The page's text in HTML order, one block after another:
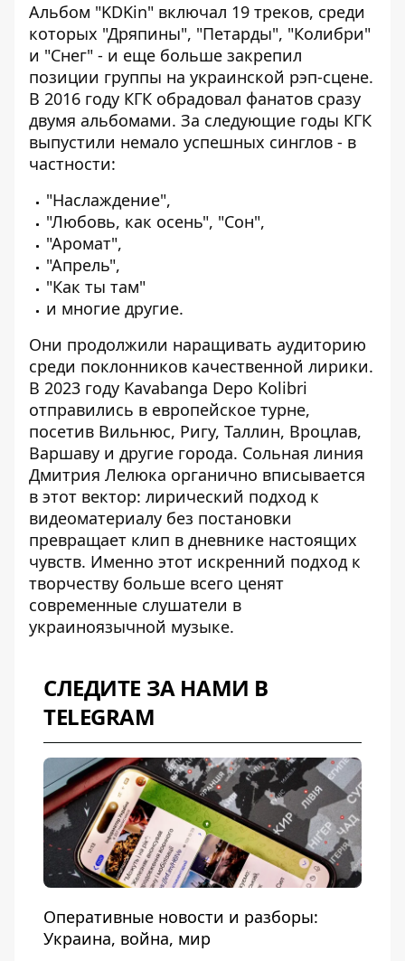
Альбом "KDKin" включал 19 треков, среди
которых "Дряпины", "Петарды", "Колибри"
и "Снег" - и еще больше закрепил
позиции группы на украинской рэп-сцене.
В 2016 году КГК обрадовал фанатов сразу
двумя альбомами. За следующие годы КГК
выпустили немало успешных синглов - в
частности:
"Наслаждение",
"Любовь, как осень", "Сон",
"Аромат",
"Апрель",
"Как ты там"
и многие другие.
Они продолжили наращивать аудиторию
среди поклонников качественной лирики.
В 2023 году Kavabanga Depo Kolibri
отправились в европейское турне,
посетив Вильнюс, Ригу, Таллин, Вроцлав,
Варшаву и другие города. Сольная линия
Дмитрия Лелюка органично вписывается
в этот вектор: лирический подход к
видеоматериалу без постановки
превращает клип в дневнике настоящих
чувств. Именно этот искренний подход к
творчеству больше всего ценят
современные слушатели в
украиноязычной музыке.
СЛЕДИТЕ ЗА НАМИ В
TELEGRAM
Оперативные новости и разборы:
Украина, война, мир